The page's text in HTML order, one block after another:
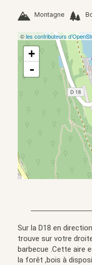
Montagne
©les contributeurs
+
-
Sur la D18 en
trouve sur votre
barbecue .Cette aire
la forêt ,bois à